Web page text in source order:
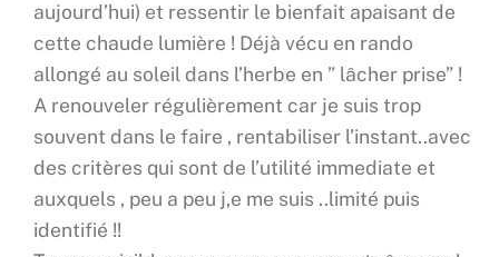
aujourd’hui) et ressentir le bienfait apaisant de
cette chaude lumière ! Déjà vécu en rando
allongé au soleil dans l’herbe en ” lâcher prise” !
A renouveler régulièrement car je suis trop
souvent dans le faire , rentabiliser l’instant..avec
des critères qui sont de l’utilité immediate et
auxquels , peu a peu j,e me suis ..limité puis
identifié !!